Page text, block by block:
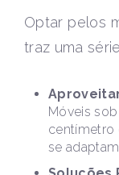
Optar pelos
traz uma
Móveis
centímetro
se